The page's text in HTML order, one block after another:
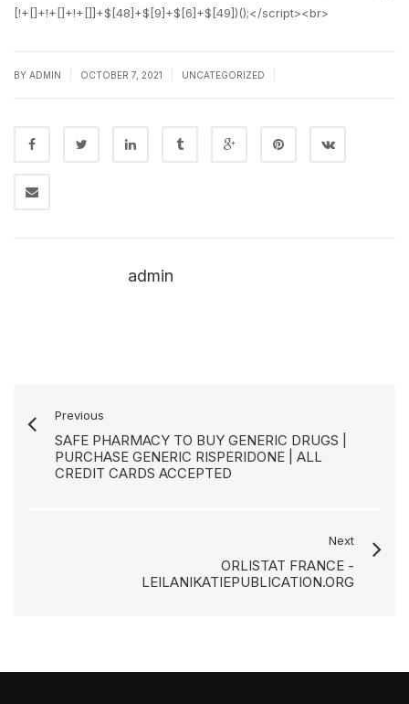
BY ADMIN OCTOBER 7, 2021 UNCATEGORIZED
admin
Previous
SAFE PHARMACY TO BUY GENERIC DRUGS |
PURCHASE GENERIC RISPERIDONE | ALL
CREDIT CARDS ACCEPTED
Next
ORLISTAT FRANCE -
LEILANIKATIEPUBLICATION.ORG